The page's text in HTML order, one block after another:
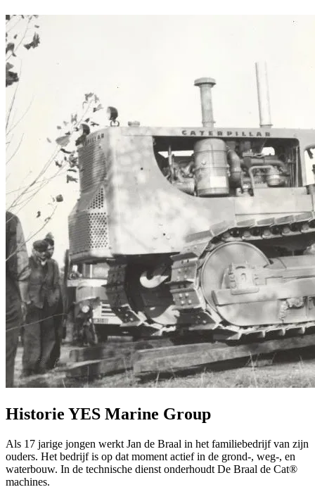
Historie YES Marine Group
Als 17 jarige jongen werkt Jan de Braal in het familiebedrijf van zijn
ouders. Het bedrijf is op dat moment actief in de grond-, weg-, en
waterbouw. In de technische dienst onderhoudt De Braal de Cat®
machines.